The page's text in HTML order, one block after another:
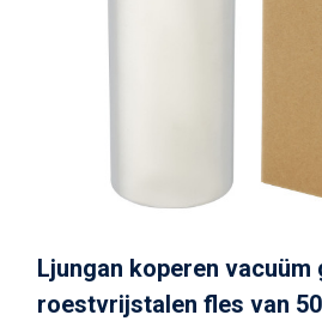
Ljungan koperen
roestvrijstalen fles van